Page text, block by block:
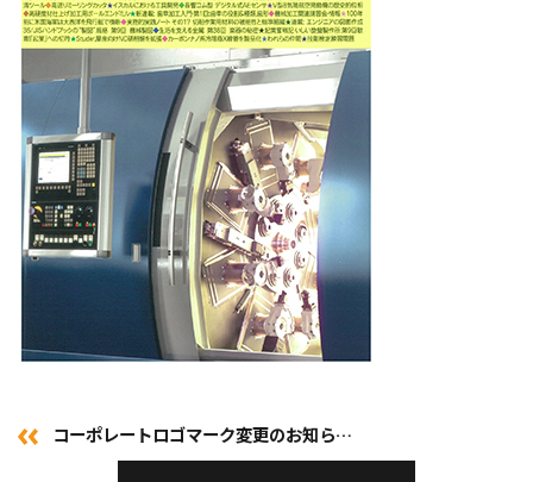
コーポレートロゴマーク変更のお知ら…